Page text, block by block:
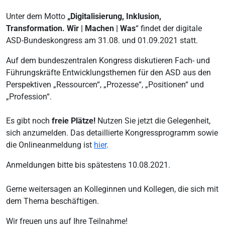
Unter dem Motto „Digitalisierung, Inklusion,
Transformation. Wir | Machen | Was“ findet der digitale
ASD-Bundeskongress am 31.08. und 01.09.2021 statt.
Auf dem bundeszentralen Kongress diskutieren Fach- und
Führungskräfte Entwicklungsthemen für den ASD aus den
Perspektiven „Ressourcen“, „Prozesse“, „Positionen“ und
„Profession“.
Es gibt noch freie Plätze! Nutzen Sie jetzt die Gelegenheit,
sich anzumelden. Das detaillierte Kongressprogramm sowie
die Onlineanmeldung ist hier.
Anmeldungen bitte bis spätestens 10.08.2021.
Gerne weitersagen an Kolleginnen und Kollegen, die sich mit
dem Thema beschäftigen.
Wir freuen uns auf Ihre Teilnahme!